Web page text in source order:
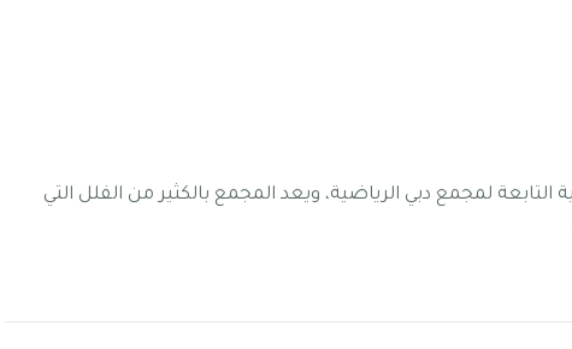
لمجمع دبي الرياضية، ويعد المجمع بالكثير من الفلل التي